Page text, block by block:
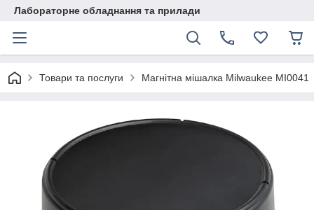
Лабораторне обладнання та прилади
Товари та послуги Магнітна мішалка Milwaukee MI0041